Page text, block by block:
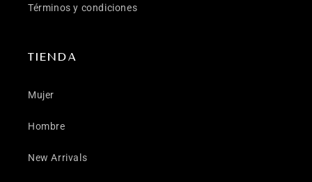
Términos y condiciones
TIENDA
Mujer
Hombre
New Arrivals